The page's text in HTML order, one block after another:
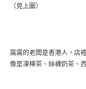
（見上圖）
窩窩的老闆是香港人，店
像是凍檸茶、絲襪奶茶、